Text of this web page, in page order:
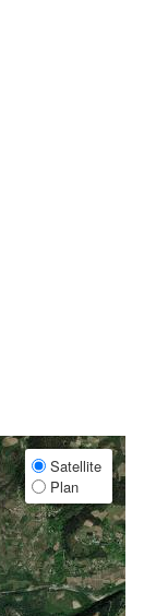
Satellite
Plan